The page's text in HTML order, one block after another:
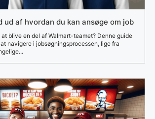
ud af hvordan du kan ansøge om job
at blive en del af Walmart-teamet? Denne guide
navigere i jobsøgningsprocessen, lige fra